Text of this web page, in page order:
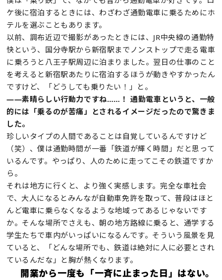
ケ後に宿泊するときには、わざわざ通勤電車に乗るためにホ
テルを選ぶこともあります。
以前、調布近辺で撮影があったときには、JR中央線の通勤特
快という、国分寺駅から新宿駅までノンストップで走る電車
に乗ろうと八王子駅周辺に泊まりました。翌日の仕事のこと
を考えると新宿駅あたりに宿泊するほうが動きやすかったん
ですけど、「どうしても乗りたい！」と。
——素晴らしい行動力ですね……！ 通勤電車というと、一般
的には「乗るのが苦痛」とされるイメージだったので驚きま
した。
珍しいタイプの人間であることは自覚しているんですけど
（笑）、僕は通勤時間が一番「鉄道が輝く時間」だと思って
いるんです。やっぱり、人のために走ってこその鉄道ですか
ら。
それは地方に行くと、より強く実感します。完全な車社会
で、大人になるとみんなが自動車免許を取って、普段はほと
んど電車に乗らなくなるような地域ってあるじゃないです
か。そんな場所でさえも、朝の地方路線に乗ると、通学する
学生たちで車内がいっぱいになるんです。そういう風景を見
ていると、「どんな場所でも、鉄道は絶対に人に必要とされ
ているんだな」と胸が熱くなります。
開業から一度も「一斉に止まった日」はない。